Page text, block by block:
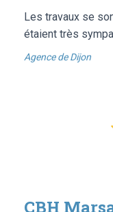
Les travaux se
étaient très
Agence de Dijon
CBH